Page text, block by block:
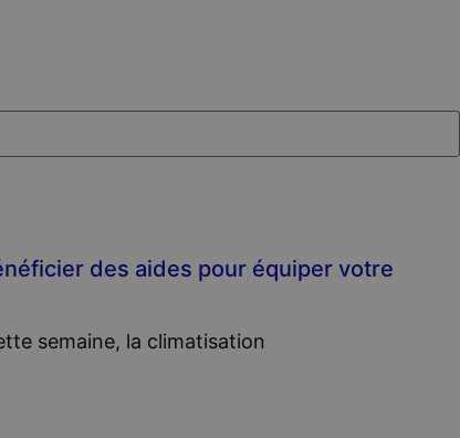
des aides pour équiper votre
semaine, la climatisation